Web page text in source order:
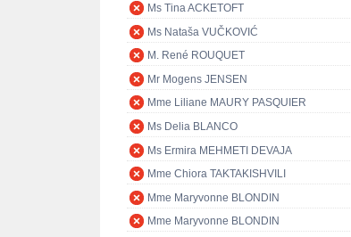
Ms Tina ACKETOFT
Ms Nataša VUČKOVIĆ
M. René ROUQUET
Mr Mogens JENSEN
Mme Liliane MAURY PASQUIER
Ms Delia BLANCO
Ms Ermira MEHMETI DEVAJA
Mme Chiora TAKTAKISHVILI
Mme Maryvonne BLONDIN
Mme Maryvonne BLONDIN